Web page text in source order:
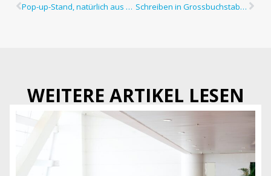
Pop-up-Stand, natürlich aus Pappe Schreiben in Grossbuchstaben – kein Problem
WEITERE ARTIKEL LESEN